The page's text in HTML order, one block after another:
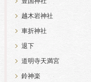
越木岩神社
車折神社
退下
道明寺天満宮
鈴神楽